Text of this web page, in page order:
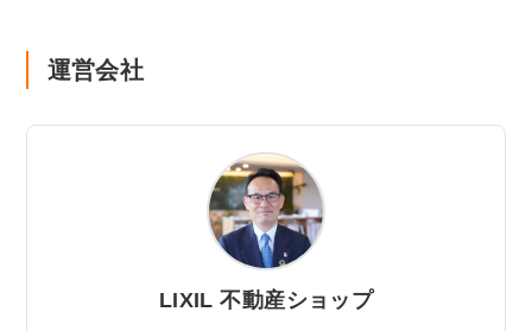
運営会社
LIXIL 不動産ショップ